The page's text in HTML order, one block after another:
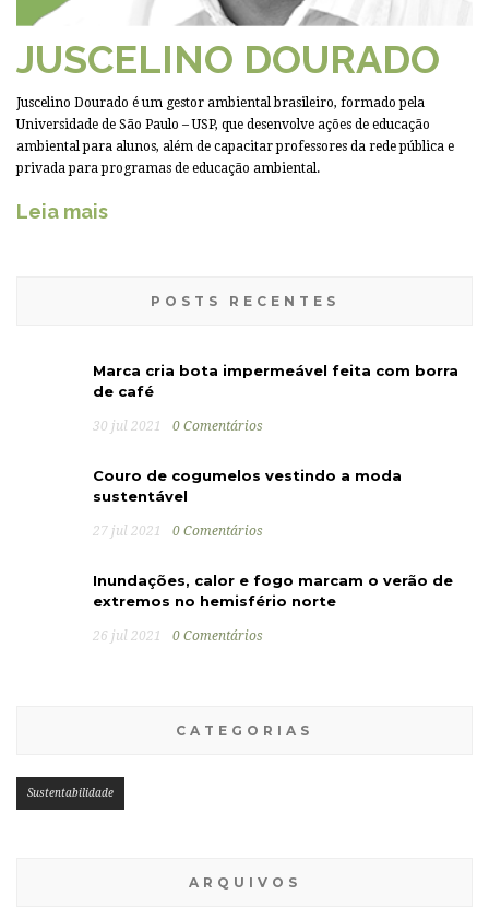
JUSCELINO DOURADO
Juscelino Dourado é um gestor ambiental brasileiro, formado pela
Universidade de São Paulo – USP, que desenvolve ações de educação
ambiental para alunos, além de capacitar professores da rede pública e
privada para programas de educação ambiental.
Leia mais
POSTS RECENTES
Marca cria bota impermeável feita com borra
de café
30 jul 2021 0 Comentários
Couro de cogumelos vestindo a moda
sustentável
27 jul 2021 0 Comentários
Inundações, calor e fogo marcam o verão de
extremos no hemisfério norte
26 jul 2021 0 Comentários
CATEGORIAS
Sustentabilidade
ARQUIVOS